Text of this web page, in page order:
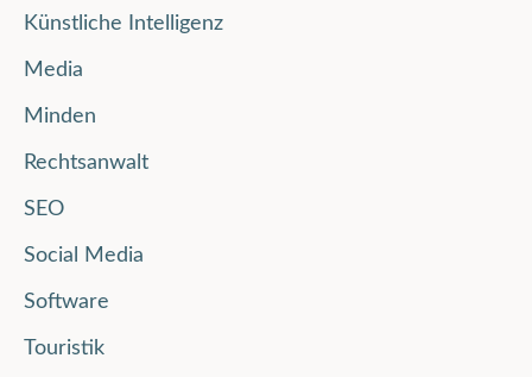
Künstliche Intelligenz
Media
Minden
Rechtsanwalt
SEO
Social Media
Software
Touristik